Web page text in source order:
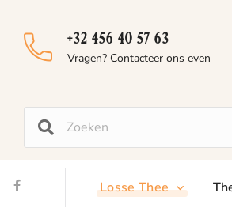
+32 456 40 57 63
Vragen? Contacteer ons even
Losse Thee